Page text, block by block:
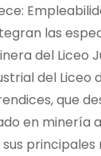
las
del Liceo
del Liceo
que
en minería
principales